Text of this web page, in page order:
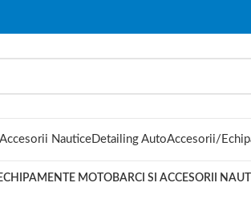
NauticeDetailing AutoAccesorii/
MOTOBARCI SI ACCESORII